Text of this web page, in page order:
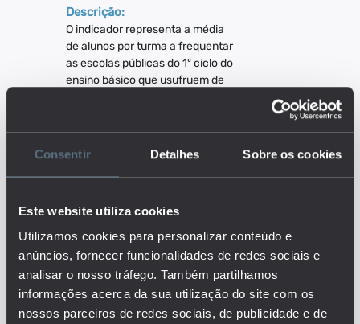
Consentir Detalhes Sobre os cookies
Este website utiliza cookies
Utilizamos cookies para personalizar conteúdo e
anúncios, fornecer funcionalidades de redes sociais e
analisar o nosso tráfego. Também partilhamos
informações acerca da sua utilização do site com os
nossos parceiros de redes sociais, de publicidade e de
Descrição:
O indicador representa a média
de alunos por turma a frequentar
as escolas públicas do 1º ciclo do
ensino básico que usufruem de
AEC são destinadas aos alunos
do 1º ciclo do ensino básico e
carácter facultativo e de
formativa e cultural que incidam,
nomeadamente, nos domínios
desportivo, artístico, científico e
tecnológico, de ligação da
escola com o meio, de
solidariedade e voluntariado e
da dimensão europeia da